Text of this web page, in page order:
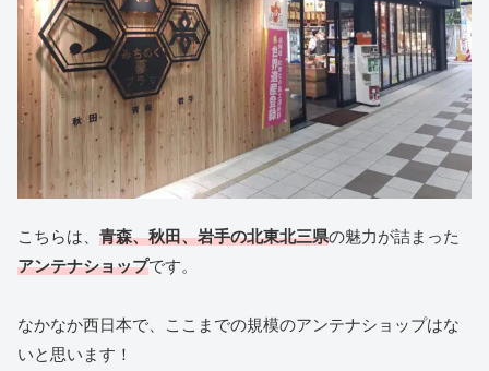
こちらは、 青森、秋田、岩手の北東北三県の魅力が詰まった
アンテナショップです。
なかなか西日本で、ここまでの規模のアンテナショップはな
いと思います！